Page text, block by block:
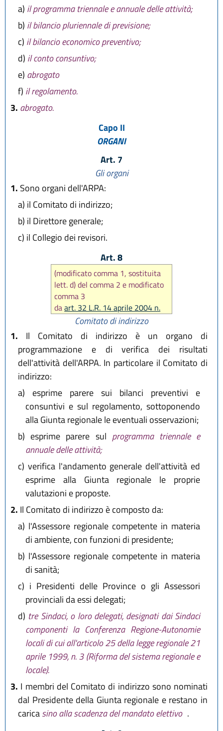
a) il programma triennale e annuale delle attività;
b) il bilancio pluriennale di previsione;
c) il bilancio economico preventivo;
d) il conto consuntivo;
e) abrogato
f) il regolamento.
3. abrogato.
Capo II
ORGANI
Art. 7
Gli organi
1. Sono organi dell'ARPA:
a) il Comitato di indirizzo;
b) il Direttore generale;
c) il Collegio dei revisori.
Art. 8
(modificato comma 1, sostituita
lett. d) del comma 2 e modificato
comma 3
daart. 32 L.R. 14 aprile 2004 n.
Comitato di indirizzo
1. Il Comitato di indirizzo è un organo di
programmazione e di verifica dei risultati
dell'attività dell'ARPA. In particolare il Comitato di
indirizzo:
a) esprime parere sui bilanci preventivi e
consuntivi e sul regolamento, sottoponendo
alla Giunta regionale le eventuali osservazioni;
b) esprime parere sul programma triennale e
annuale delle attività;
c) verifica l'andamento generale dell'attività ed
esprime alla Giunta regionale le proprie
valutazioni e proposte.
2. Il Comitato di indirizzo è composto da:
a) l'Assessore regionale competente in materia
di ambiente, con funzioni di presidente;
b) l'Assessore regionale competente in materia
di sanità;
c) i Presidenti delle Province o gli Assessori
provinciali da essi delegati;
d) tre Sindaci, o loro delegati, designati dai Sindaci
componenti la Conferenza Regione-Autonomie
locali di cui all'articolo 25 della legge regionale 21
aprile 1999, n. 3 (Riforma del sistema regionale e
locale).
3. I membri del Comitato di indirizzo sono nominati
dal Presidente della Giunta regionale e restano in
caricasino alla scadenza del mandato elettivo .